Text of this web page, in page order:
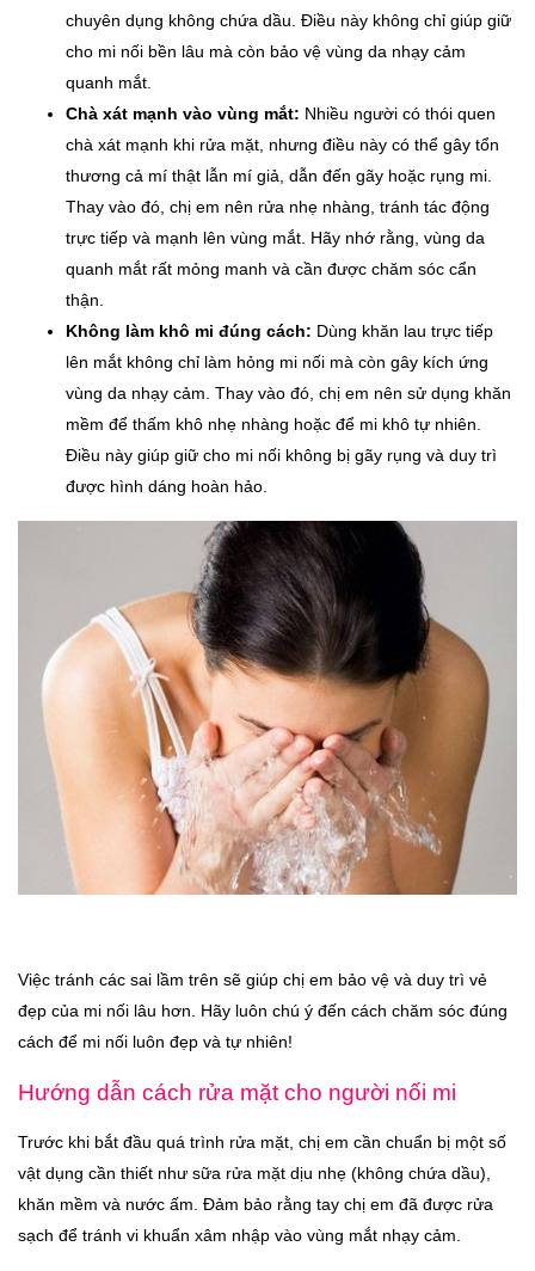
chuyên dụng không chứa dầu. Điều này không chỉ giúp giữ
cho mi nối bền lâu mà còn bảo vệ vùng da nhạy cảm
quanh mắt.
Chà xát mạnh vào vùng mắt: Nhiều người có thói quen
chà xát mạnh khi rửa mặt, nhưng điều này có thể gây tổn
thương cả mí thật lẫn mí giả, dẫn đến gãy hoặc rụng mi.
Thay vào đó, chị em nên rửa nhẹ nhàng, tránh tác động
trực tiếp và mạnh lên vùng mắt. Hãy nhớ rằng, vùng da
quanh mắt rất mỏng manh và cần được chăm sóc cẩn
thận.
Không làm khô mi đúng cách: Dùng khăn lau trực tiếp
lên mắt không chỉ làm hỏng mi nối mà còn gây kích ứng
vùng da nhạy cảm. Thay vào đó, chị em nên sử dụng khăn
mềm để thấm khô nhẹ nhàng hoặc để mi khô tự nhiên.
Điều này giúp giữ cho mi nối không bị gãy rụng và duy trì
được hình dáng hoàn hảo.
Việc tránh các sai lầm trên sẽ giúp chị em bảo vệ và duy trì vẻ
đẹp của mi nối lâu hơn. Hãy luôn chú ý đến cách chăm sóc đúng
cách để mi nối luôn đẹp và tự nhiên!
Hướng dẫn cách rửa mặt cho người nối mi
Trước khi bắt đầu quá trình rửa mặt, chị em cần chuẩn bị một số
vật dụng cần thiết như sữa rửa mặt dịu nhẹ (không chứa dầu),
khăn mềm và nước ấm. Đảm bảo rằng tay chị em đã được rửa
sạch để tránh vi khuẩn xâm nhập vào vùng mắt nhạy cảm.